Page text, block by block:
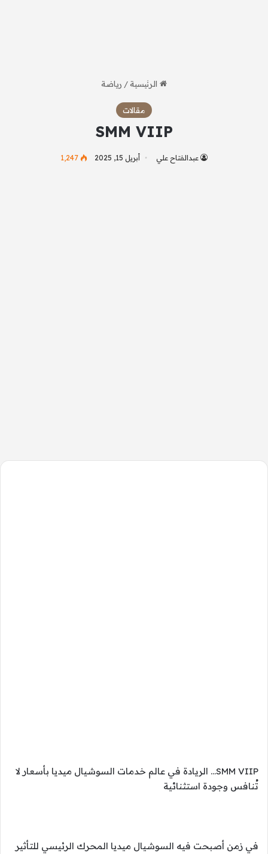
الرئيسية/ رياضة
مقالات
SMM VIIP
عبدالفتاح علي أبريل 15, 2025 1٬247
SMM VIIP… الريادة في عالم خدمات السوشيال ميديا بأسعار لا
تُنافس وجودة استثنائية
في زمن أصبحت فيه السوشيال ميديا المحرك الرئيسي للتأثير